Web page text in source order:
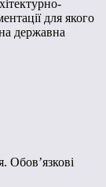
для якого
державна
Обов’язкові